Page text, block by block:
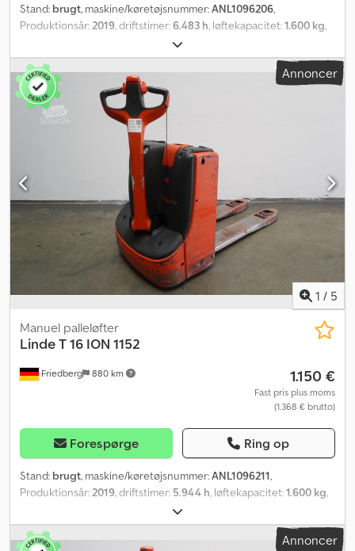
Stand: brugt, maskine/køretøjsnummer:ANL1096206,
Produktionsår: 2019 , driftstimer:6.483 h , løftekapacitet:1.600 kg
, batterikapacitet:
24 V, gaffelbærebredden:540 mm, gaffellængde:1.150 mm,
tomvægt:316 kg, samlet længde: , samlet bredde:720
mm, brændstof: elektricitet, - Batteri uden Aquamatic-system -
Køretøjsstik MRC 160A - Vertikal batteriskift - Gaffellængde 540 -
1150 - 188 mm Dodpfx Anozkcfustock - Adgangskontrol: LFM-RFID
- Linde-oplader Ion HF, kabellængde til stikkontakten 2,5 m,
kabellængde til opladning 3 m - Dataoverførsel online - LSP 0.6
Ref: ANL1096206
Annoncer
1 / 5
Friedberg 880 km
Manuel palleløfter
LindeT 16 ION 1152
1.150 €
Fast pris plus moms
(1.368 € brutto)
Forespørge Ring op
Stand: brugt, maskine/køretøjsnummer:ANL1096211,
Produktionsår:2019, driftstimer: 5.944 h, løftekapacitet:1.600 kg,
, batterikapacitet:
24 V, gaffelbærebredden:540 mm, gaffellængde:1.150 mm,
tomvægt:316 kg, samlet længde: , samlet bredde:720
Annoncer